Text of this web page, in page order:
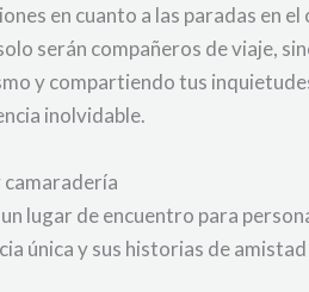
en cuanto a las paradas en el
serán compañeros de viaje,
y compartiendo tus
inolvidable.
camaradería
lugar de encuentro para
única y sus historias de